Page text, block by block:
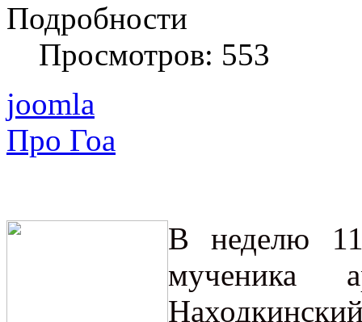
Подробности
Просмотров: 553
joomla
Про Гоа
В неделю
мученика